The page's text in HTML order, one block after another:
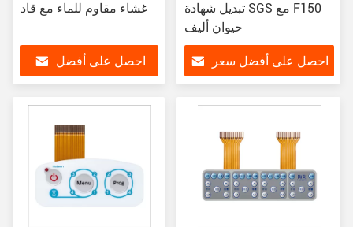
غشاء مقاوم للماء مع قاد
احصل على أفضل
تبديل شهادة SGS مع F150
حيوان أليف
احصل على أفضل سعر